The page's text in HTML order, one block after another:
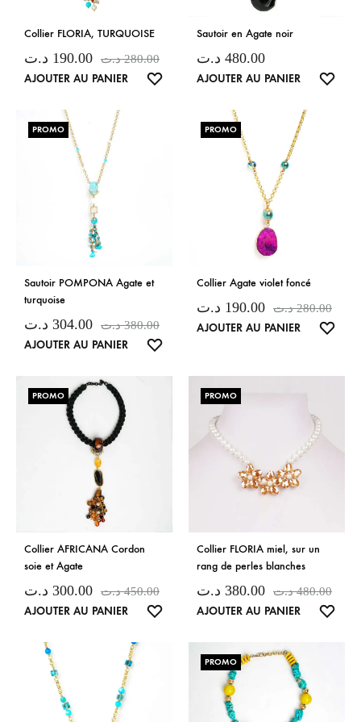
Collier FLORIA, TURQUOISE
190.00 د.ت 280.00 د.ت
AJOUTER AU PANIER
Sautoir en Agate noir
480.00 د.ت
AJOUTER AU PANIER
PROMO
Sautoir POMPONA Agate et
turquoise
304.00 د.ت 380.00 د.ت
AJOUTER AU PANIER
PROMO
Collier Agate violet foncé
190.00 د.ت 280.00 د.ت
AJOUTER AU PANIER
PROMO
Collier AFRICANA Cordon
soie et Agate
300.00 د.ت 450.00 د.ت
AJOUTER AU PANIER
PROMO
Collier FLORIA miel, sur un
rang de perles blanches
380.00 د.ت 480.00 د.ت
AJOUTER AU PANIER
PROMO